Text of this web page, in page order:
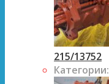
215/13752
Категории: